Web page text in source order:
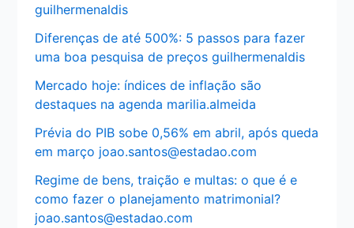
guilhermenaldis
Diferenças de até 500%: 5 passos para fazer
uma boa pesquisa de preços guilhermenaldis
Mercado hoje: índices de inflação são
destaques na agenda marilia.almeida
Prévia do PIB sobe 0,56% em abril, após queda
em março joao.santos@estadao.com
Regime de bens, traição e multas: o que é e
como fazer o planejamento matrimonial?
joao.santos@estadao.com